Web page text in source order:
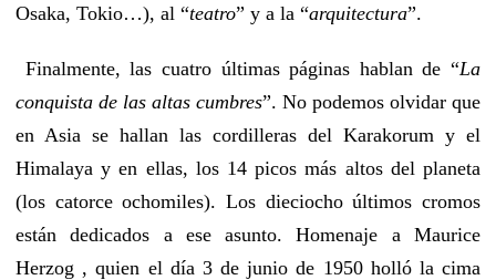
Osaka, Tokio…), al “teatro” y a la “arquitectura”.
Finalmente, las cuatro últimas páginas hablan de “La
conquista de las altas cumbres”. No podemos olvidar que
en Asia se hallan las cordilleras del Karakorum y el
Himalaya y en ellas, los 14 picos más altos del planeta
(los catorce ochomiles). Los dieciocho últimos cromos
están dedicados a ese asunto. Homenaje a Maurice
Herzog , quien el día 3 de junio de 1950 holló la cima